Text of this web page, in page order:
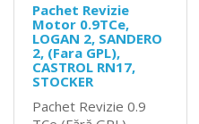
Pachet Revizie
Motor 0.9TCe,
LOGAN 2, SANDERO
2, (Fara GPL),
CASTROL RN17,
STOCKER
Pachet Revizie 0.9